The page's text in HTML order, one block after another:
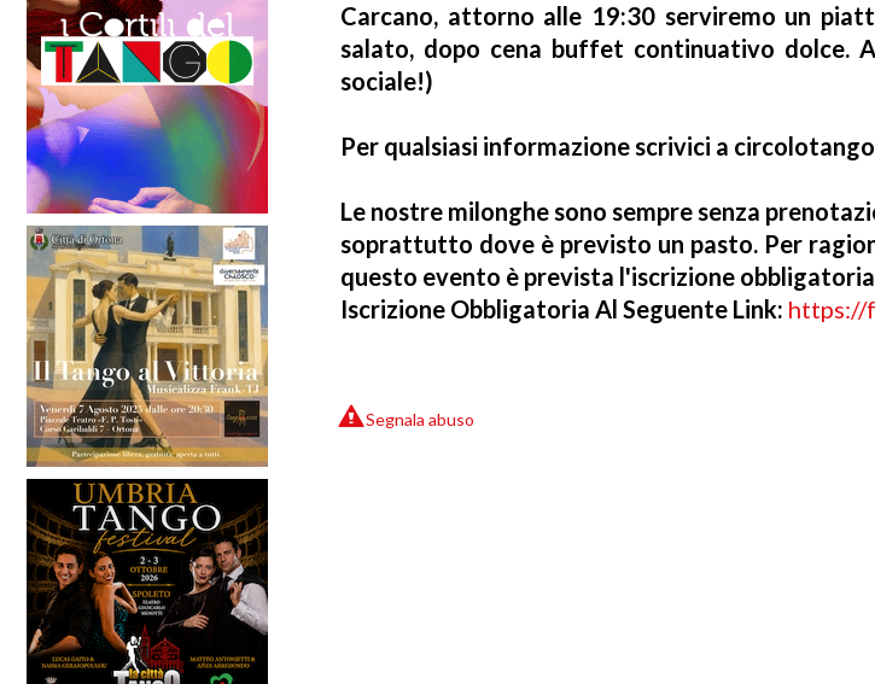
Carcano, attorno alle 19:30 serviremo un
salato, dopo cena buffet continuativo dolce.
sociale!)
Per qualsiasi informazione scrivici a
Le nostre milonghe sono sempre senza
soprattutto dove è previsto un pasto. Per
questo evento è prevista l'iscrizione
Iscrizione Obbligatoria Al Seguente Link: https://
Segnala abuso